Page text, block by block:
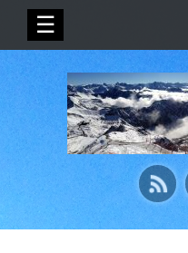
☰